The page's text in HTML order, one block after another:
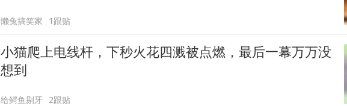
懒兔搞笑家 1跟贴
小猫爬上电线杆，下秒火花四溅被点燃，最后一幕万万没
想到
给鳄鱼剔牙 2跟贴